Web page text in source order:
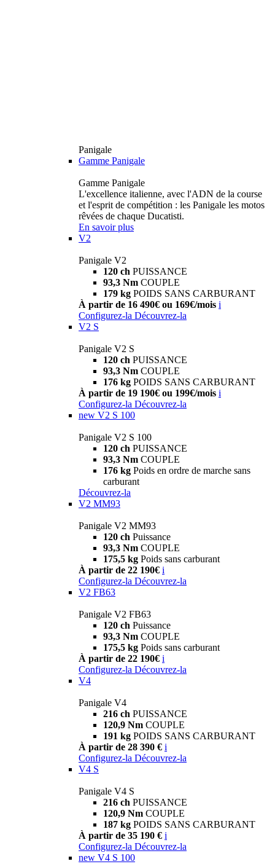
Panigale
Gamme Panigale
Gamme Panigale
L'excellence italienne, avec l'ADN de la course
et l'esprit de compétition : les Panigale les motos
rêvées de chaque Ducatisti.
En savoir plus
V2
Panigale V2
120 ch PUISSANCE
93,3 Nm COUPLE
179 kg POIDS SANS CARBURANT
À partir de 16 490€ ou 169€/mois i
Configurez-la Découvrez-la
V2 S
Panigale V2 S
120 ch PUISSANCE
93,3 Nm COUPLE
176 kg POIDS SANS CARBURANT
À partir de 19 190€ ou 199€/mois i
Configurez-la Découvrez-la
new V2 S 100
Panigale V2 S 100
120 ch PUISSANCE
93,3 Nm COUPLE
176 kg Poids en ordre de marche sans
carburant
Découvrez-la
V2 MM93
Panigale V2 MM93
120 ch Puissance
93,3 Nm COUPLE
175,5 kg Poids sans carburant
À partir de 22 190€ i
Configurez-la Découvrez-la
V2 FB63
Panigale V2 FB63
120 ch Puissance
93,3 Nm COUPLE
175,5 kg Poids sans carburant
À partir de 22 190€ i
Configurez-la Découvrez-la
V4
Panigale V4
216 ch PUISSANCE
120,9 Nm COUPLE
191 kg POIDS SANS CARBURANT
À partir de 28 390 € i
Configurez-la Découvrez-la
V4 S
Panigale V4 S
216 ch PUISSANCE
120,9 Nm COUPLE
187 kg POIDS SANS CARBURANT
À partir de 35 190 € i
Configurez-la Découvrez-la
new V4 S 100